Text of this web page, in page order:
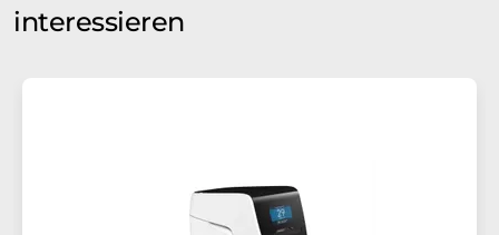
interessieren